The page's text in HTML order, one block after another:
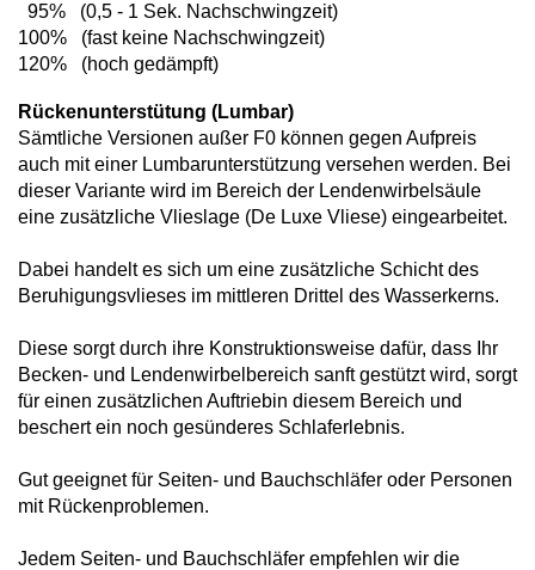
95% (0,5 - 1 Sek. Nachschwingzeit)
100% (fast keine Nachschwingzeit)
120% (hoch gedämpft)
Rückenunterstütung (Lumbar)
Sämtliche Versionen außer F0 können gegen Aufpreis
auch mit einer Lumbarunterstützung versehen werden. Bei
dieser Variante wird im Bereich der Lendenwirbelsäule
eine zusätzliche Vlieslage (De Luxe Vliese) eingearbeitet.
Dabei handelt es sich um eine zusätzliche Schicht des
Beruhigungsvlieses im mittleren Drittel des Wasserkerns.
Diese sorgt durch ihre Konstruktionsweise dafür, dass Ihr
Becken- und Lendenwirbelbereich sanft gestützt wird, sorgt
für einen zusätzlichen Auftriebin diesem Bereich und
beschert ein noch gesünderes Schlaferlebnis.
Gut geeignet für Seiten- und Bauchschläfer oder Personen
mit Rückenproblemen.
Jedem Seiten- und Bauchschläfer empfehlen wir die